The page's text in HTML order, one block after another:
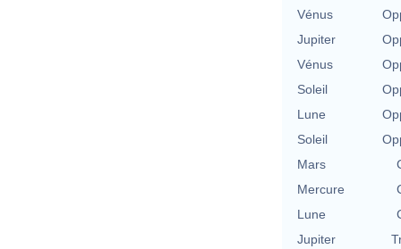
Vénus
Jupiter
Vénus
Soleil
Lune
Soleil
Mars
Mercure
Lune
Jupiter